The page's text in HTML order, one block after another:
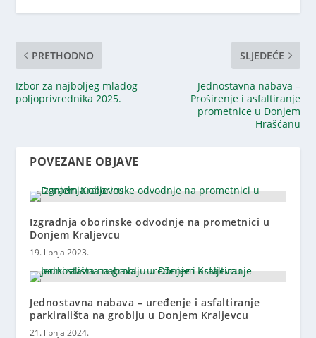
PRETHODNO
Izbor za najboljeg mladog
poljoprivrednika 2025.
SLJEDEĆE
Jednostavna nabava –
Proširenje i asfaltiranje
prometnice u Donjem
Hrašćanu
POVEZANE OBJAVE
Izgradnja oborinske odvodnje na prometnici u
Donjem Kraljevcu
19. lipnja 2023.
Jednostavna nabava – uređenje i asfaltiranje
parkirališta na groblju u Donjem Kraljevcu
21. lipnja 2024.